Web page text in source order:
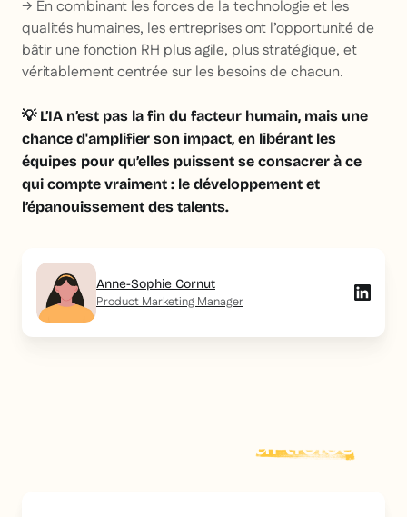
→ En combinant les forces de la technologie et les
qualités humaines, les entreprises ont l’opportunité de
bâtir une fonction RH plus agile, plus stratégique, et
véritablement centrée sur les besoins de chacun.
💡 L’IA n’est pas la fin du facteur humain, mais une
chance d'amplifier son impact, en libérant les
équipes pour qu’elles puissent se consacrer à ce
qui compte vraiment : le développement et
l’épanouissement des talents.
Anne-Sophie Cornut
Product Marketing Manager
articles